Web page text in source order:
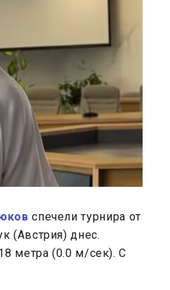
спечели турнира от
(Австрия) днес.
метра (0.0 м/сек). С